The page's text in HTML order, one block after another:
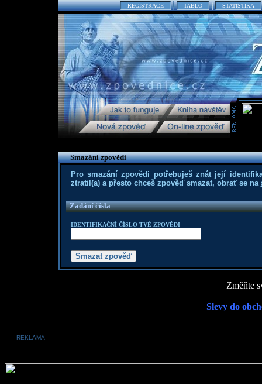
REGISTRACE TABLO STATISTIKA
Smazání zpovědi
Pro smazání zpovědi potřebuješ znát její
ztratil(a) a přesto chceš zpověď smazat, obrať se na
Zadání čísla
IDENTIFIKAČNÍ ČÍSLO TVÉ ZPOVĚDI
Změňte
Slevy do
REKLAMA